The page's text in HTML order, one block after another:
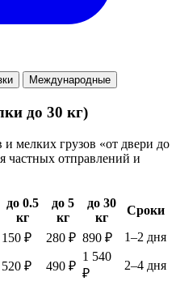
Международные
до 30 кг)
мелких грузов «от двери до
частных отправлений и
до 0.5
кг
до 5
кг
до 30
кг
Сроки
150 ₽ 280 ₽ 890 ₽ 1–2 дня
520 ₽ 490 ₽
1 540
₽
2–4 дня